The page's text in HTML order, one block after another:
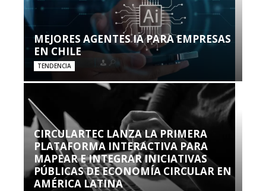
MEJORES AGENTES IA PARA EMPRESAS
EN CHILE
TENDENCIA
CIRCULARTEC LANZA LA PRIMERA
PLATAFORMA INTERACTIVA PARA
MAPEAR E INTEGRAR INICIATIVAS
PÚBLICAS DE ECONOMÍA CIRCULAR EN
AMÉRICA LATINA